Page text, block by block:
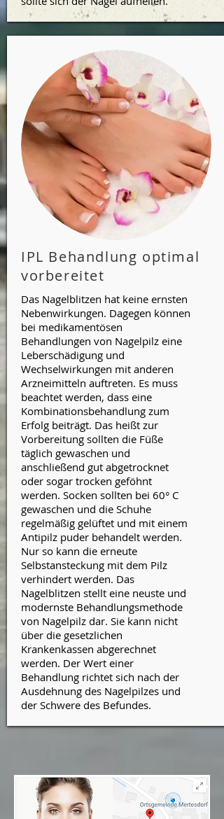
IPL Behandlung optimal
vorbereitet
Das Nagelblitzen hat keine ernsten
Nebenwirkungen. Dagegen können
bei medikamentösen
Behandlungen von Nagelpilz eine
Leberschädigung und
Wechselwirkungen mit anderen
Arzneimitteln auftreten. Es muss
beachtet werden, dass eine
Kombinationsbehandlung zum
Erfolg beiträgt. Das heißt zur
Vorbereitung sollten die Füße
täglich gewaschen und
anschließend gut abgetrocknet
oder sogar trocken geföhnt
werden. Socken sollten bei 60° C
gewaschen und die Schuhe
regelmäßig gelüftet und mit einem
Antipilz puder behandelt werden.
Nur so kann die erneute
Selbstansteckung mit dem Pilz
verhindert werden. Das
Nagelblitzen stellt eine neuste und
modernste Behandlungsmethode
von Nagelpilz dar. Sie kann nicht
über die gesetzlichen
Krankenkassen abgerechnet
werden. Der Wert einer
Behandlung richtet sich nach der
Ausdehnung des Nagelpilzes und
der Schwere des Befundes.